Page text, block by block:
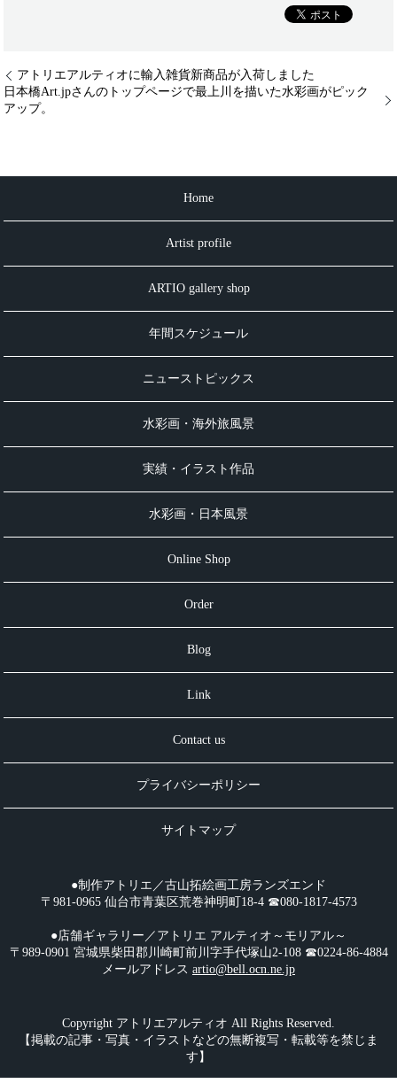
アトリエアルティオに輸入雑貨新商品が入荷しました
日本橋Art.jpさんのトップページで最上川を描いた水彩画がピック
アップ。
Home
Artist profile
ARTIO gallery shop
年間スケジュール
ニューストピックス
水彩画・海外旅風景
実績・イラスト作品
水彩画・日本風景
Online Shop
Order
Blog
Link
Contact us
プライバシーポリシー
サイトマップ
●制作アトリエ／古山拓絵画工房ランズエンド
〒981-0965 仙台市青葉区荒巻神明町18-4 ☎︎080-1817-4573
●店舗ギャラリー／アトリエ アルティオ～モリアル～
〒989-0901 宮城県柴田郡川崎町前川字手代塚山2-108 ☎︎0224-86-4884
メールアドレス artio@bell.ocn.ne.jp
Copyright アトリエアルティオ All Rights Reserved.
【掲載の記事・写真・イラストなどの無断複写・転載等を禁じま
す】